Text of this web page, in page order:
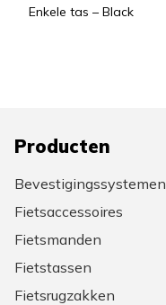
Enkele tas – Black
Producten
Bevestigingssystemen
Fietsaccessoires
Fietsmanden
Fietstassen
Fietsrugzakken